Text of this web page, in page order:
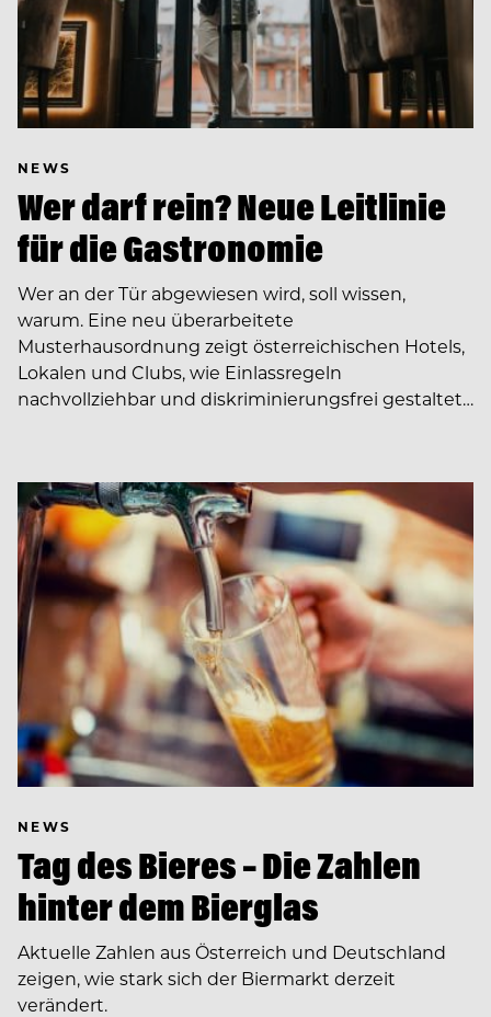
NEWS
Wer darf rein? Neue Leitlinie
für die Gastronomie
Wer an der Tür abgewiesen wird, soll wissen,
warum. Eine neu überarbeitete
Musterhausordnung zeigt österreichischen Hotels,
Lokalen und Clubs, wie Einlassregeln
nachvollziehbar und diskriminierungsfrei gestaltet…
NEWS
Tag des Bieres – Die Zahlen
hinter dem Bierglas
Aktuelle Zahlen aus Österreich und Deutschland
zeigen, wie stark sich der Biermarkt derzeit
verändert.